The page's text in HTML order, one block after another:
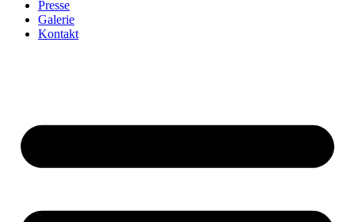
Presse
Galerie
Kontakt